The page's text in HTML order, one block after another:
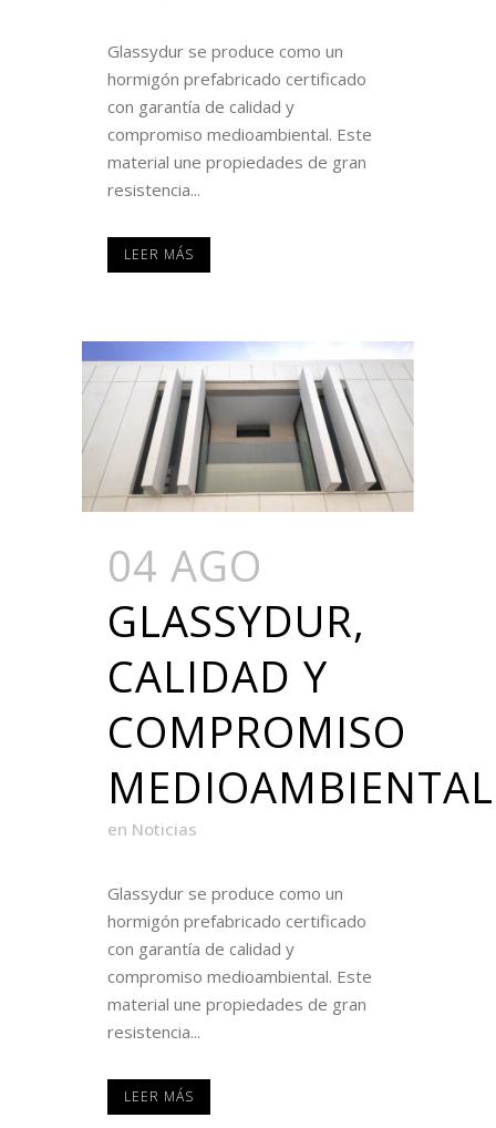
Glassydur se produce como un
hormigón prefabricado certificado
con garantía de calidad y
compromiso medioambiental. Este
material une propiedades de gran
resistencia...
LEER MÁS
04 AGO
GLASSYDUR,
CALIDAD Y
COMPROMISO
MEDIOAMBIENTAL
en Noticias
Glassydur se produce como un
hormigón prefabricado certificado
con garantía de calidad y
compromiso medioambiental. Este
material une propiedades de gran
resistencia...
LEER MÁS